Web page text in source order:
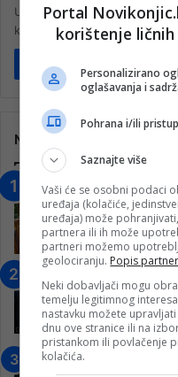
U mjestu Gabela Polje u
koji su državljani Republike
Pročitaj više
Najčitanije
–
25
15.
ulazom
7. Marta
Portal
korištenje
Personalizirano
oglašavanja i
Pohrana i/ili
Saznajte više
Vaši će se osobni podaci
uređaja (kolačiće,
uređaja) može
partnera ili ih može
partneri možemo
geolociranju. Popis
Neki dobavljači mogu
temelju legitimnog
nastavku možete
dnu ove stranice ili na
pristankom ili povlačenje
kolačića.